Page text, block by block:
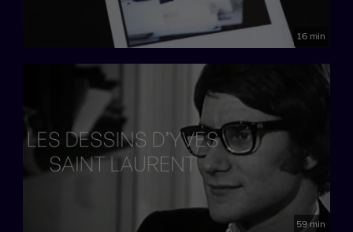
16 min
59 min